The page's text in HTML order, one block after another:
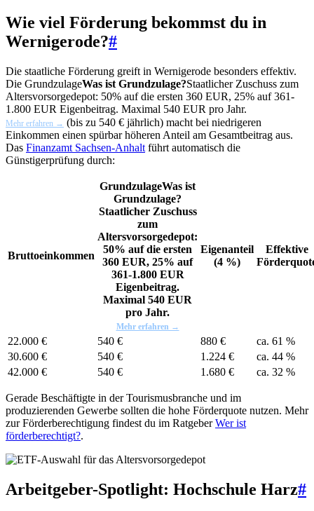
Wie viel Förderung bekommst du in
Wernigerode?#
Die staatliche Förderung greift in Wernigerode besonders effektiv.
Die GrundzulageWas ist Grundzulage?Staatlicher Zuschuss zum
Altersvorsorgedepot: 50% auf die ersten 360 EUR, 25% auf 361-
1.800 EUR Eigenbeitrag. Maximal 540 EUR pro Jahr.
Mehr erfahren → (bis zu 540 € jährlich) macht bei niedrigeren
Einkommen einen spürbar höheren Anteil am Gesamtbeitrag aus.
Das Finanzamt Sachsen-Anhalt führt automatisch die
Günstigerprüfung durch:
Bruttoeinkommen
GrundzulageWas ist
Grundzulage?
Staatlicher Zuschuss
zum
Altersvorsorgedepot:
50% auf die ersten
360 EUR, 25% auf
361-1.800 EUR
Eigenbeitrag.
Maximal 540 EUR
pro Jahr.
Mehr erfahren →
Eigenanteil
(4 %)
Effektive
22.000 € 540 € 880 €
ca. 61 %
30.600 €
540 € 1.224 €
ca. 44 %
42.000 €
540 € 1.680 € ca. 32 %
Gerade Beschäftigte in der Tourismusbranche und im
produzierenden Gewerbe sollten die hohe Förderquote nutzen. Mehr
zur Förderberechtigung findest du im RatgeberWer ist
förderberechtigt?.
Arbeitgeber-Spotlight: Hochschule Harz#